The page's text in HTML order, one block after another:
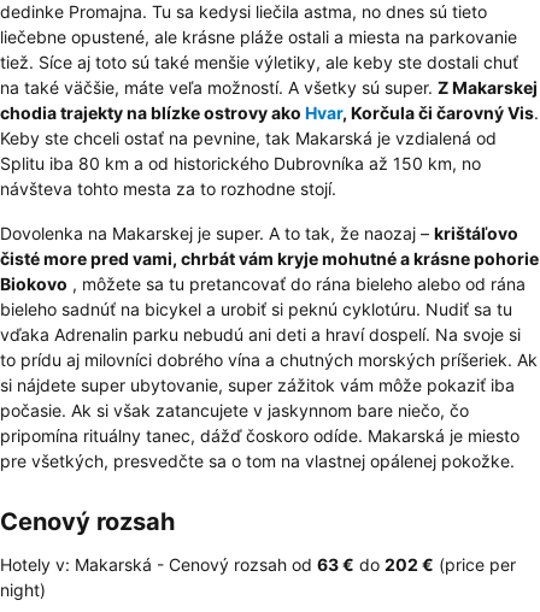
dedinke Promajna. Tu sa kedysi liečila astma, no dnes sú tieto
liečebne opustené, ale krásne pláže ostali a miesta na parkovanie
tiež. Síce aj toto sú také menšie výletiky, ale keby ste dostali chuť
na také väčšie, máte veľa možností. A všetky sú super. Z Makarskej
chodia trajekty na blízke ostrovy ako Hvar, Korčula či čarovný Vis.
Keby ste chceli ostať na pevnine, tak Makarská je vzdialená od
Splitu iba 80 km a od historického Dubrovníka až 150 km, no
návšteva tohto mesta za to rozhodne stojí.
Dovolenka na Makarskej je super. A to tak, že naozaj – krištáľovo
čisté more pred vami, chrbát vám kryje mohutné a krásne pohorie
Biokovo , môžete sa tu pretancovať do rána bieleho alebo od rána
bieleho sadnúť na bicykel a urobiť si peknú cyklotúru. Nudiť sa tu
vďaka Adrenalin parku nebudú ani deti a hraví dospelí. Na svoje si
to prídu aj milovníci dobrého vína a chutných morských príšeriek. Ak
si nájdete super ubytovanie, super zážitok vám môže pokaziť iba
počasie. Ak si však zatancujete v jaskynnom bare niečo, čo
pripomína rituálny tanec, dážď čoskoro odíde. Makarská je miesto
pre všetkých, presvedčte sa o tom na vlastnej opálenej pokožke.
Cenový rozsah
Hotely v: Makarská - Cenový rozsah od ‎63 € do ‎202 € (price per
night)